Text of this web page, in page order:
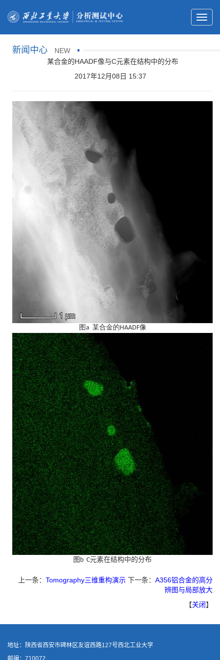
新闻中心
NEW
某合金的HAADF像与C元素在结构中的分布
2017年12月08日 15:37
图a 某合金的HAADF像
图 b C元素在结构中的分布
上一条： Tomography三维重构演示 下一条： A356铝合金的高分
辨图与局部放大
【关闭】
地址：陕西省西安市碑林区友谊西路127号西北工业大学
邮编：710072